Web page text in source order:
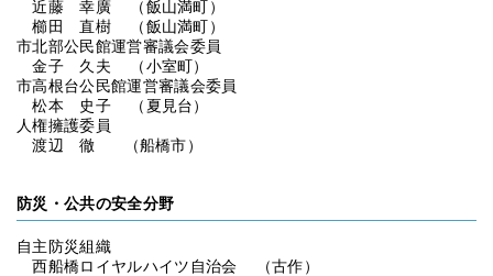
近藤 幸廣 （飯山満町）
櫛田 直樹 （飯山満町）
市北部公民館運営審議会委員
金子 久夫 （小室町）
市高根台公民館運営審議会委員
松本 史子 （夏見台）
人権擁護委員
渡辺 徹 （船橋市）
防災・公共の安全分野
自主防災組織
西船橋ロイヤルハイツ自治会 （古作）